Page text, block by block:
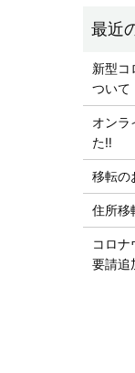
新型コ
ついて
オンラ
た‼︎
移転の
住所移
コロナ
要請追